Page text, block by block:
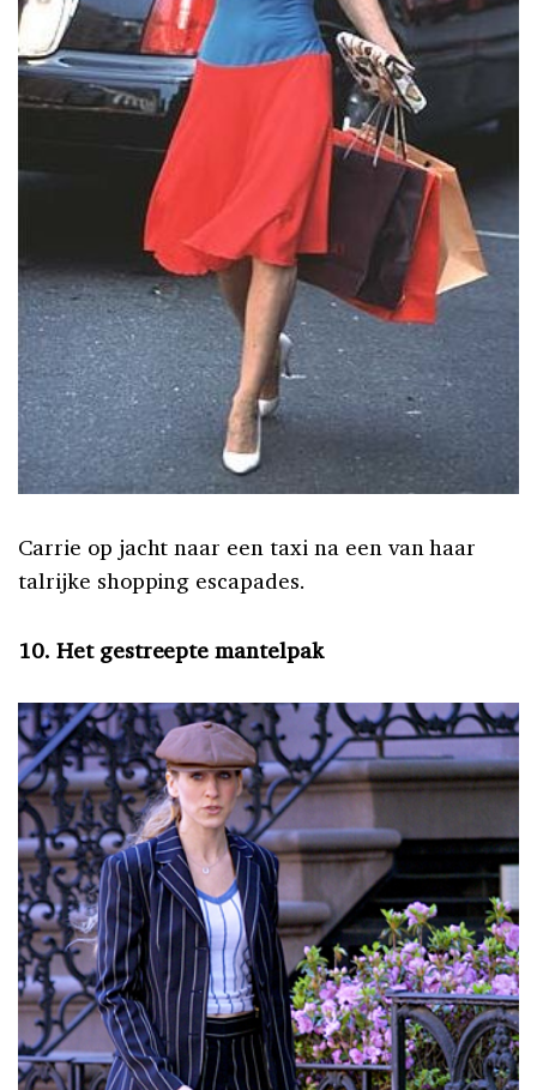
Carrie op jacht naar een taxi na een van haar
talrijke shopping escapades.
10. Het gestreepte mantelpak